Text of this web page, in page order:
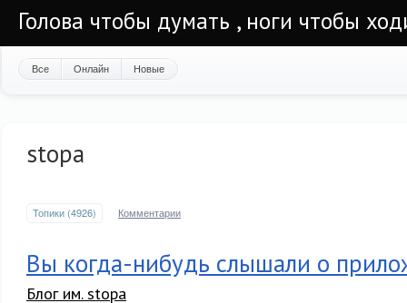
Голова чтобы думать , ноги чтобы
Все Онлайн Новые
stopa
Топики (4926) Комментарии
Вы когда-нибудь слышали о
Блог им. stopa